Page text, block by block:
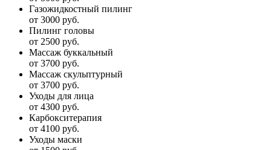
Газожидкостный пилинг
от 3000 руб.
Пилинг головы
от 2500 руб.
Массаж буккальный
от 3700 руб.
Массаж скульптурный
от 3700 руб.
Уходы для лица
от 4300 руб.
Карбокситерапия
от 4100 руб.
Уходы маски